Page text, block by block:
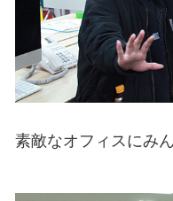
素敵なオフィスにみ